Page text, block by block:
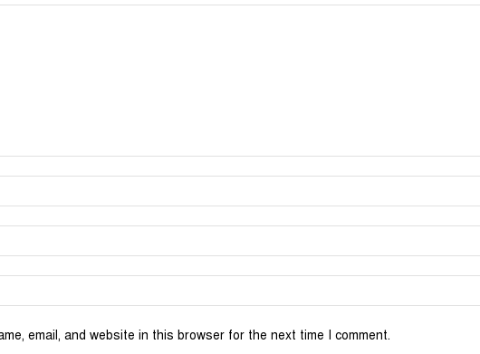
email, and website in this browser for the next time I comment.